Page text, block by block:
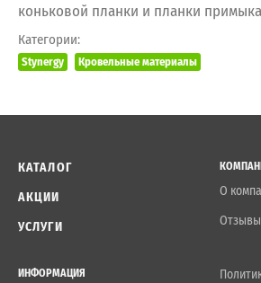
коньковой планки и планки
Категории:
Stynergy Кровельные материалы
КАТАЛОГ
АКЦИИ
УСЛУГИ
О
Отзывы
ИНФОРМАЦИЯ